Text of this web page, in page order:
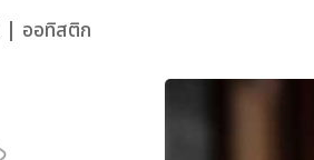
| ออทิสติก